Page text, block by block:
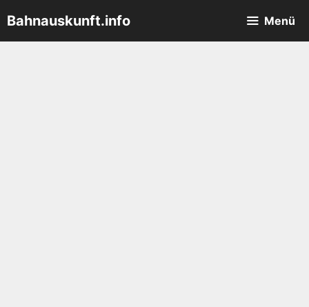
Inhalt
springen
Bahnauskunft.info Menü